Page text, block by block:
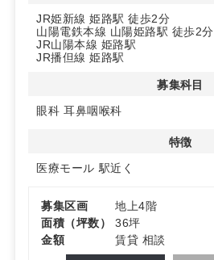
JR姫新線 姫路駅 徒歩2分
山陽電鉄本線 山陽姫路駅 徒歩2分
JR山陽本線 姫路駅
JR播但線 姫路駅
募集科目
眼科 耳鼻咽喉科
特徴
医療モール 駅近く
募集区画
地上4階
面積（坪数）
36坪
金額
賃貸 相談